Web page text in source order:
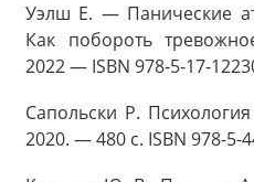
Уэлш Е. — Панические
Как побороть
2022 — ISBN
Сапольски Р.
2020. — 480 с. ISBN 978-5-